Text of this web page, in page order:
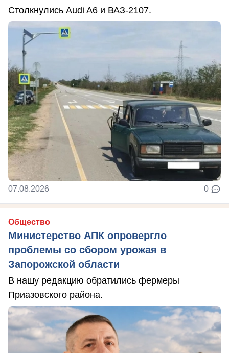
Столкнулись Audi A6 и ВАЗ-2107.
07.08.2026 0
Общество
Министерство АПК опровергло
проблемы со сбором урожая в
Запорожской области
В нашу редакцию обратились фермеры
Приазовского района.